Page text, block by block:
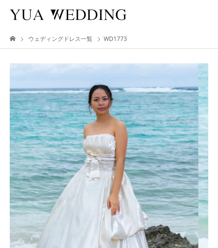
ウェディングドレス一覧 WD1773